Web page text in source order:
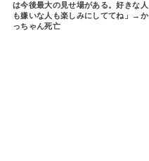
は今後最大の見せ場がある。好きな人
も嫌いな人も楽しみにしててね」→か
っちゃん死亡